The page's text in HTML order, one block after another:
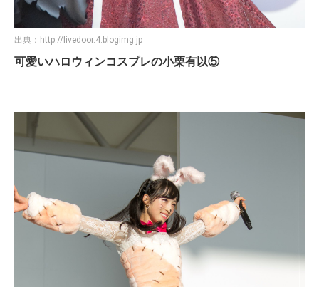
出典： http://livedoor.4.blogimg.jp
可愛いハロウィンコスプレの小栗有以⑤